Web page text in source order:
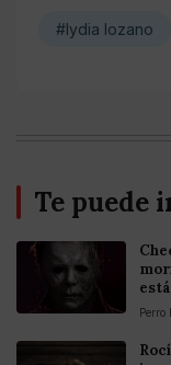
#lydia lozano
Te puede
Perro